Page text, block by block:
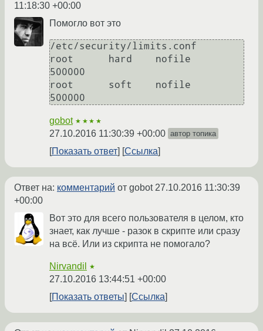
11:18:30 +00:00
Помогло вот это
/etc/security/limits.conf
root      hard    nofile
500000
root      soft    nofile
gobot ★★★★
27.10.2016 11:30:39 +00:00 автор топика
Показать ответ Ссылка
Ответ на: комментарий от gobot27.10.2016 11:30:39
+00:00
Вот это для всего пользователя в целом, кто
знает, как лучше - разок в скрипте или сразу
на всё. Или из скрипта не помогало?
Nirvandil ★
27.10.2016 13:44:51 +00:00
Показать ответы
Ссылка